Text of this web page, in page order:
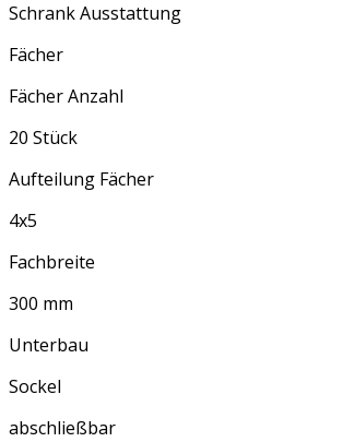
Schrank Ausstattung
Fächer
Fächer Anzahl
20 Stück
Aufteilung Fächer
4x5
Fachbreite
300 mm
Unterbau
Sockel
abschließbar